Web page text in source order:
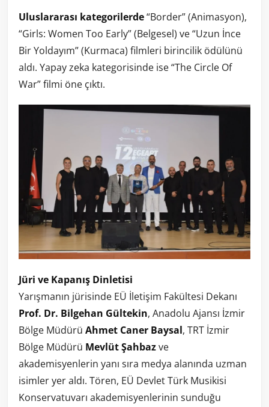
Uluslararası kategorilerde“Border” (Animasyon),
“Girls: Women Too Early” (Belgesel) ve “Uzun İnce
Bir Yoldayım” (Kurmaca) filmleri birincilik ödülünü
aldı. Yapay zeka kategorisinde ise “The Circle Of
War” filmi öne çıktı.
Jüri ve Kapanış Dinletisi
Yarışmanın jürisinde EÜ İletişim Fakültesi Dekanı
Prof. Dr. Bilgehan Gültekin, Anadolu Ajansı İzmir
Bölge Müdürü Ahmet Caner Baysal, TRT İzmir
Bölge Müdürü Mevlüt Şahbazve
akademisyenlerin yanı sıra medya alanında uzman
isimler yer aldı. Tören, EÜ Devlet Türk Musikisi
Konservatuvarı akademisyenlerinin sunduğu